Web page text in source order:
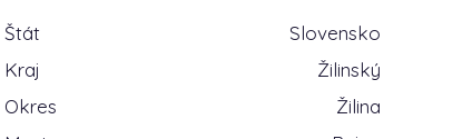
Štát
Slovensko
Kraj
Žilinský
Okres
Žilina